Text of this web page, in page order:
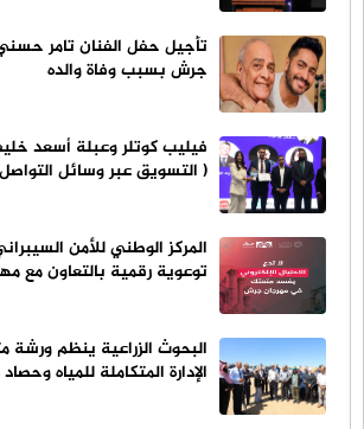
تأجيل حفل الفنان تامر
جرش بسبب وفاة والده
فيليب كوتلر وعبلة أسعد
( التسويق عبر وسائل
المركز الوطني للأمن
توعوية رقمية بالتعاون مع
البحوث الزراعية ينظم
الإدارة المتكاملة للمياه وحصاد